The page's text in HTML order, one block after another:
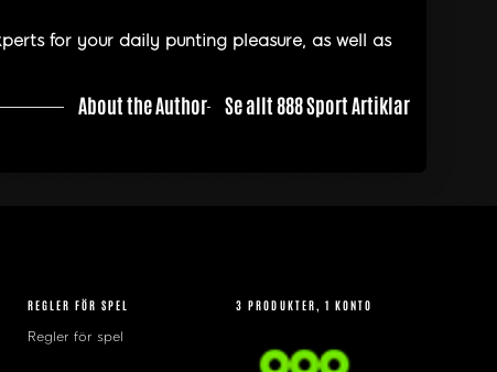
for your daily punting pleasure, as well as
About the Author Se allt 888 Sport Artiklar
REGLER FÖR SPEL
Regler för spel
3 PRODUKTER, 1 KONTO